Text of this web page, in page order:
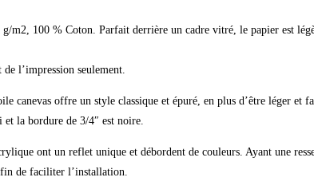
m2, 100 % Coton. Parfait derrière un cadre vitré, le papier est
l’impression seulement.
canevas offre un style classique et épuré, en plus d’être léger et
la bordure de 3/4″ est noire.
ont un reflet unique et débordent de couleurs. Ayant une
de faciliter l’installation.